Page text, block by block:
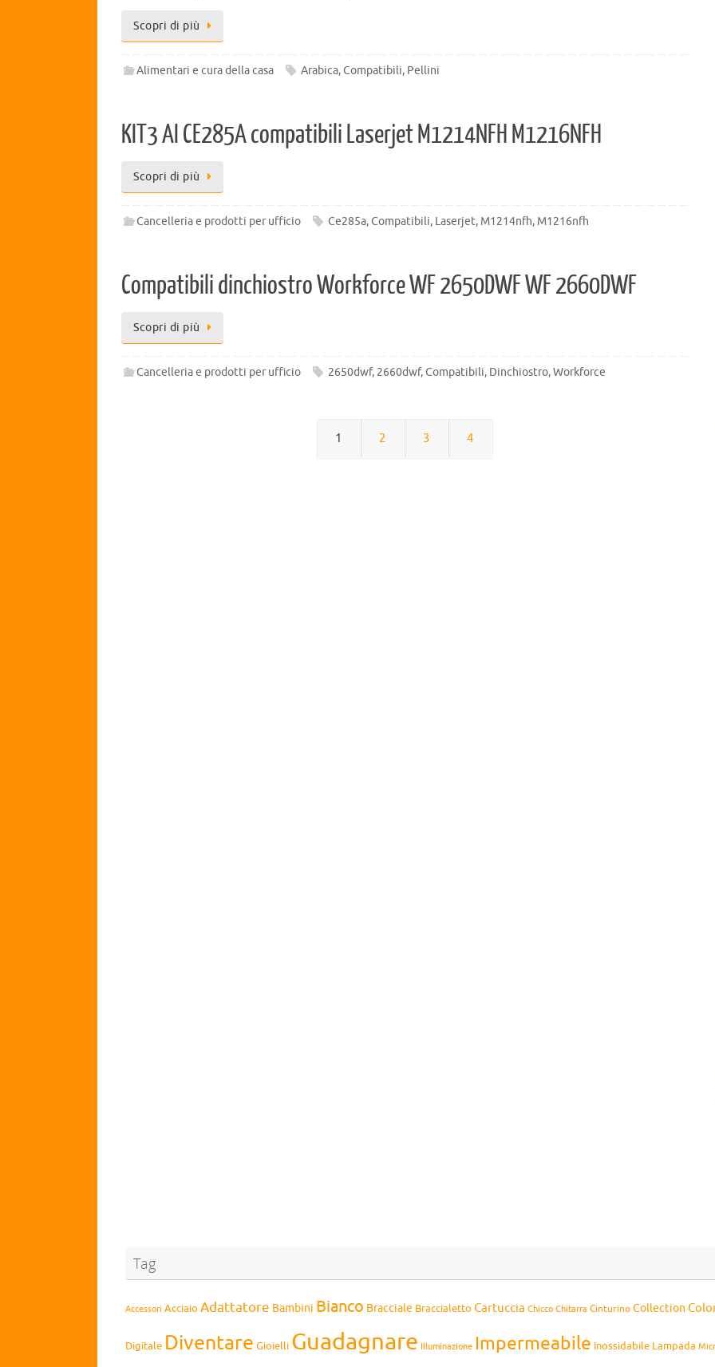
Scopri di più
Alimentari e cura della casa Arabica,Compatibili, Pellini
KIT3 AI CE285A compatibili Laserjet M1214NFH M1216NFH
Scopri di più
Cancelleria e prodotti per ufficio Ce285a,Compatibili, Laserjet, M1214nfh, M1216nfh
Compatibili dinchiostro Workforce WF 2650DWF WF 2660DWF
Scopri di più
Cancelleria e prodotti per ufficio 2650dwf, 2660dwf,Compatibili, Dinchiostro,Workforce
1 2 3 4
Tag
Accessori Acciaio Adattatore Bambini Bianco Bracciale Braccialetto Cartuccia Chicco Chitarra Cinturino Collection
Digitale Diventare Gioielli Guadagnare Illuminazione Impermeabile Inossidabile Lampada